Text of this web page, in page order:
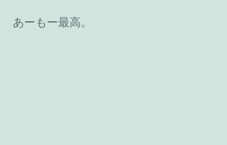
あーもー最高。